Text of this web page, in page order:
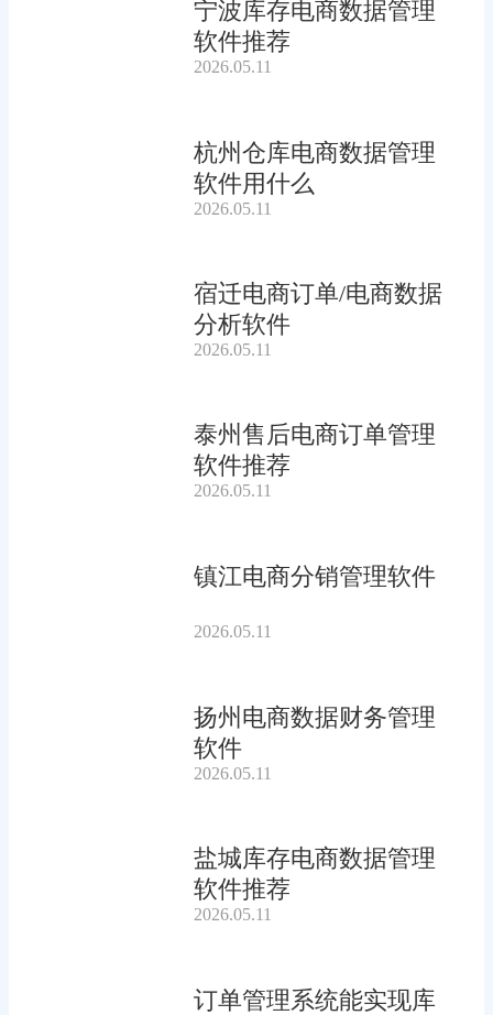
宁波库存电商数据管理
软件推荐
2026.05.11
杭州仓库电商数据管理
软件用什么
2026.05.11
宿迁电商订单/电商数据
分析软件
2026.05.11
泰州售后电商订单管理
软件推荐
2026.05.11
镇江电商分销管理软件
2026.05.11
扬州电商数据财务管理
软件
2026.05.11
盐城库存电商数据管理
软件推荐
2026.05.11
订单管理系统能实现库